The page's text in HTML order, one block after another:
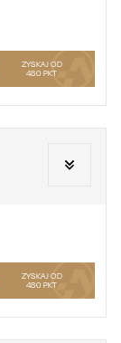
ZYSKAJ OD
480 PKT
ZYSKAJ OD
480 PKT